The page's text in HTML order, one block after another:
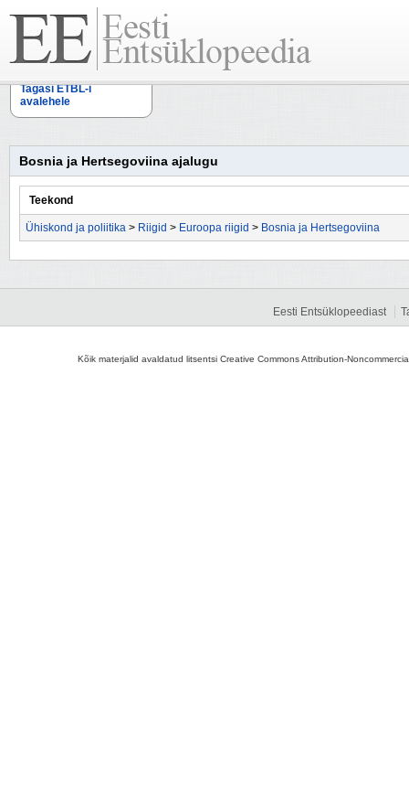
Tagasi ETBL-i
avalehele
Bosnia ja Hertsegoviina ajalugu
Teekond
Ühiskond ja poliitika > Riigid > Euroopa riigid > Bosnia ja Hertsegoviina
Eesti Entsüklopeediast
Kõik materjalid avaldatud litsentsi Creative Commons Attribution-